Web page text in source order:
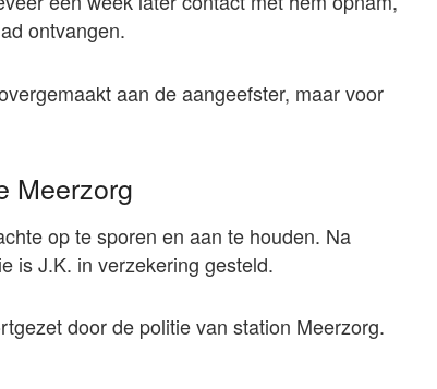
ontvangen.
aan de aangeefster, maar voor
Meerzorg
op te sporen en aan te houden. Na
is J.K. in verzekering gesteld.
door de politie van station Meerzorg.